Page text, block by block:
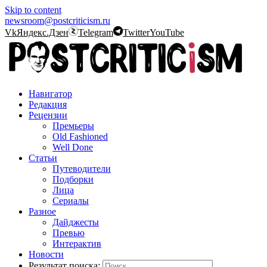
Skip to content
newsroom@postcriticism.ru
VkЯндекс.Дзен Telegram TwitterYouTube
Навигатор
Редакция
Рецензии
Премьеры
Old Fashioned
Well Done
Статьи
Путеводители
Подборки
Лица
Сериалы
Разное
Дайджесты
Превью
Интерактив
Новости